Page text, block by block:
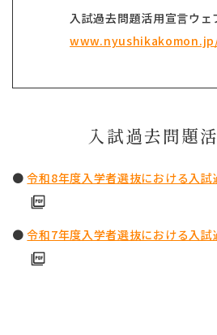
入試過去問題活用宣言ウ
入試過去問題
●令和8年度入学者選抜における入
●令和7年度入学者選抜における入